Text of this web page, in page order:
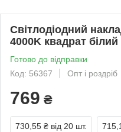
Світлодіодний
4000K квадрат
Готово до відправки
Код: 56367
Опт і роздріб
769 ₴
730,55 ₴ від 20 шт.